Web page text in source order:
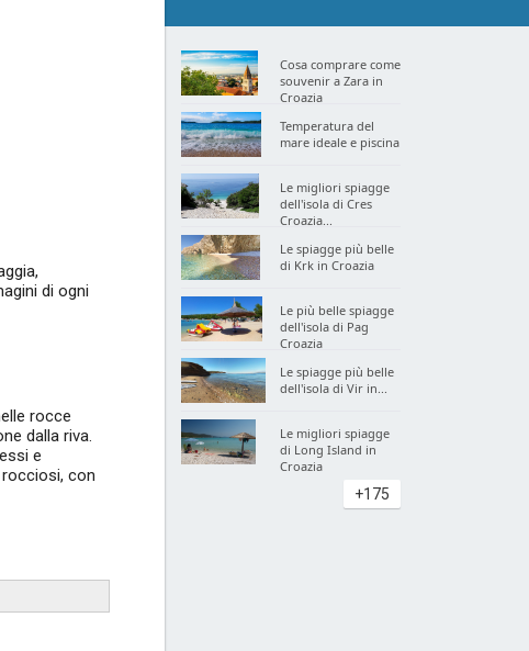
di ogni
rocce
dalla riva.
e
con
Cosa comprare come
souvenir a Zara in
Croazia
Temperatura del
mare ideale e piscina
Le migliori spiagge
dell'isola di Cres
Croazia...
Le spiagge più belle
di Krk in Croazia
Le più belle spiagge
dell'isola di Pag
Croazia
Le spiagge più belle
dell'isola di Vir in...
Le migliori spiagge
di Long Island in
Croazia
+175